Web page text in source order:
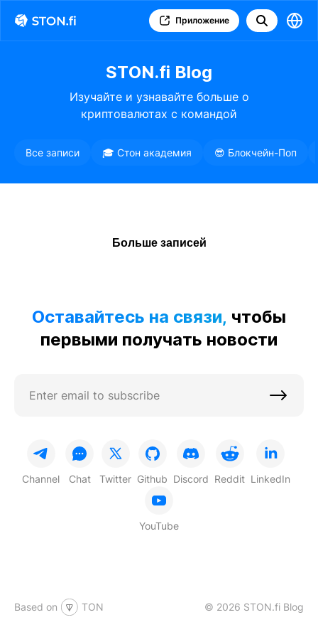
Приложение
STON.fi Blog
Изучайте и узнавайте больше о
криптовалютах с командой
Все записи 🎓 Стон академия 😎 Блокчейн-Поп
Больше записей
Оставайтесь на связи, чтобы
первыми получать новости
Channel Chat Twitter Github Discord Reddit LinkedIn
YouTube
Based on TON © 2026 STON.fi Blog